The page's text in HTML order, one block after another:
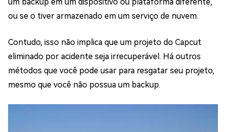
ou se o tiver armazenado em um serviço de nuvem.
Contudo, isso não implica que um projeto do Capcut
eliminado por acidente seja irrecuperável. Há outros
métodos que você pode usar para resgatar seu projeto,
mesmo que você não possua um backup.